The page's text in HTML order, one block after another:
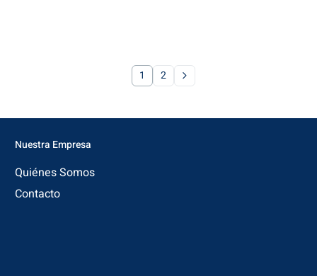
1 2
Nuestra Empresa
Quiénes Somos
Contacto